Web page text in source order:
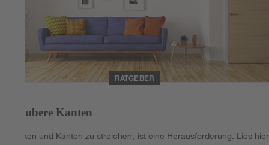
RATGEBER
Saubere Kanten
Ecken und Kanten zu streichen, ist eine Herausforderung. Lies